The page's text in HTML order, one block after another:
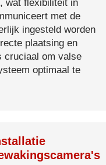
wat flexibiliteit in
met de
ingesteld worden
plaatsing en
cruciaal om valse
optimaal te